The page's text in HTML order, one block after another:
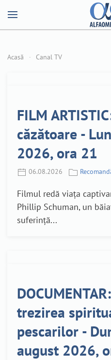
Acasă Canal TV
FILM
căzătoare -
2026, ora 21
06.08.2026
Filmul redă viața
Phillip Schuman, un
suferință...
trezirea
pescarilor -
august 2026,